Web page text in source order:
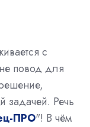
с
повод для
задачей. Речь
ПРО"! В чём